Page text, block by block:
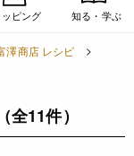
ッピング 知る・学ぶ
澤商店 レシピ
全11件）